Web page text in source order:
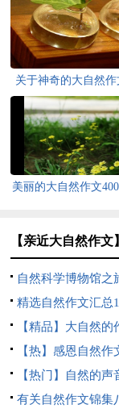
关于神奇的大自然作
篇
美丽的大自然作文
【亲近大自然作文
自然科学博物馆之
精选自然作文汇总
【精品】大自然的
【热】感恩自然作
【热门】自然的声
有关自然作文锦集